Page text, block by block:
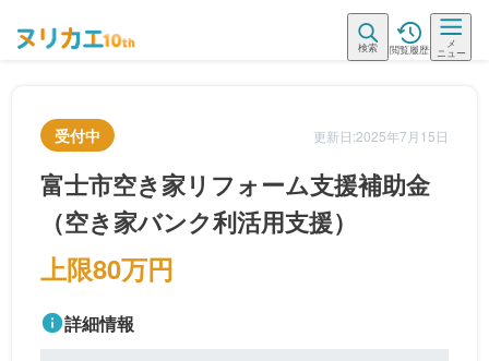
検索 閲覧履歴
メ
ニュー
受付中 更新日:2025年7月15日
富士市空き家リフォーム支援補助金
（空き家バンク利活用支援）
上限80万円
詳細情報